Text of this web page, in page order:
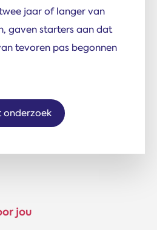
jaar of langer van
gaven starters aan dat
tevoren pas begonnen
onderzoek
jou